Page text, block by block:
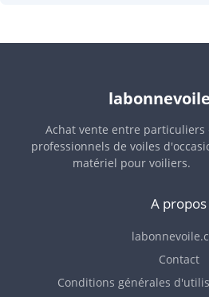
Achat vente entre particuliers
professionnels de voiles
matériel pour voiliers.
A propos
Contact
Conditions générales